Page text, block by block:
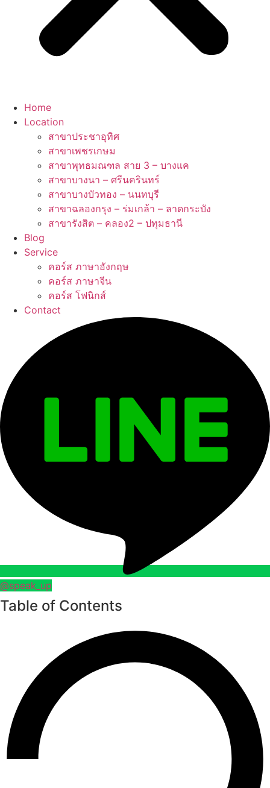
Home
Location
สาขาประชาอุทิศ
สาขาเพชรเกษม
สาขาพุทธมณฑล สาย 3 – บางแค
สาขาบางนา – ศรีนครินทร์
สาขาบางบัวทอง – นนทบุรี
สาขาฉลองกรุง – ร่มเกล้า – ลาดกระบัง
สาขารังสิต – คลอง2 – ปทุมธานี
Blog
Service
คอร์ส ภาษาอังกฤษ
คอร์ส ภาษาจีน
คอร์ส โฟนิกส์
Contact
@speak_up
Table of Contents